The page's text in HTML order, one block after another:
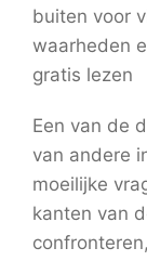
buiten voor
waarheden
gratis lezen
Een van de
van andere
moeilijke
kanten van